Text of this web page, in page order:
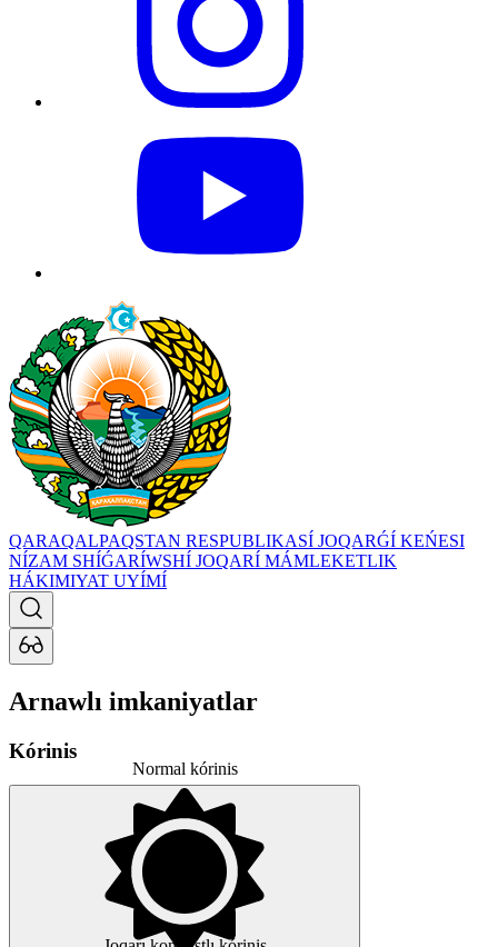
QARAQALPAQSTAN RESPUBLIKASÍ JOQARǴÍ KEŃESI
NÍZAM SHÍǴARÍWSHÍ JOQARÍ MÁMLEKETLIK
HÁKIMIYAT UYÍMÍ
Arnawlı imkaniyatlar
Kórinis
Normal kórinis